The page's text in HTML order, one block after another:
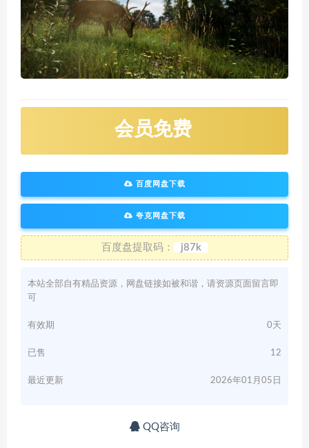
会员免费
百度网盘下载
夸克网盘下载
百度盘提取码： j87k
本站全部自有精品资源，网盘链接如被和谐，请资源页面留言即
可
有效期 0天
已售 12
最近更新 2026年01月05日
QQ咨询